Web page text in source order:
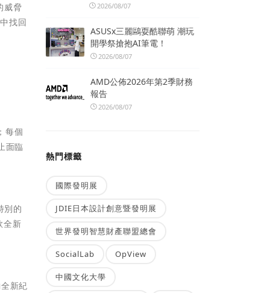
威脅
找回
每個
面臨
別的
全新
新紀
2026/08/07
ASUSx三麗鷗耍酷聯萌 潮玩
開學祭搶抱AI筆電！
2026/08/07
AMD公佈2026年第2季財務
報告
2026/08/07
熱門標籤
國際發明展
JDIE日本設計創意暨發明展
世界發明智慧財產聯盟總會
SocialLab OpView
中國文化大學